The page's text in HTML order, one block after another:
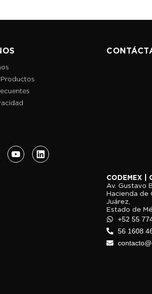
CODEMEX |
Av. Gustavo
Hacienda de
Juárez,
Estado de
+52 55
56 1608